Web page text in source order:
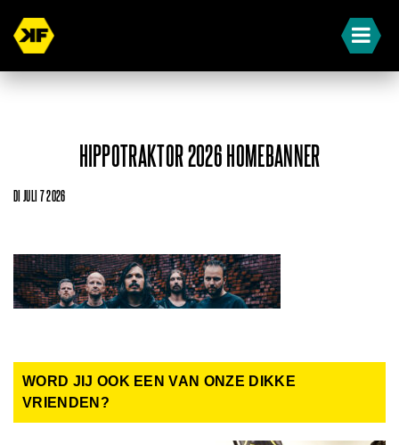
HIPPOTRAKTOR 2026 HOMEBANNER
DI JULI 7 2026
WORD JIJ OOK EEN VAN ONZE DIKKE
VRIENDEN?